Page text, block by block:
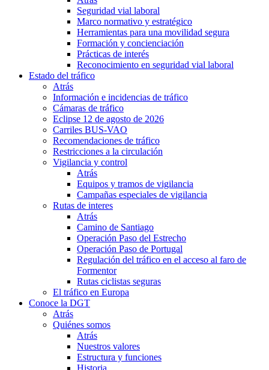
Seguridad vial laboral
Marco normativo y estratégico
Herramientas para una movilidad segura
Formación y concienciación
Prácticas de interés
Reconocimiento en seguridad vial laboral
Estado del tráfico
Atrás
Información e incidencias de tráfico
Cámaras de tráfico
Eclipse 12 de agosto de 2026
Carriles BUS-VAO
Recomendaciones de tráfico
Restricciones a la circulación
Vigilancia y control
Atrás
Equipos y tramos de vigilancia
Campañas especiales de vigilancia
Rutas de interes
Atrás
Camino de Santiago
Operación Paso del Estrecho
Operación Paso de Portugal
Regulación del tráfico en el acceso al faro de
Formentor
Rutas ciclistas seguras
El tráfico en Europa
Conoce la DGT
Atrás
Quiénes somos
Atrás
Nuestros valores
Estructura y funciones